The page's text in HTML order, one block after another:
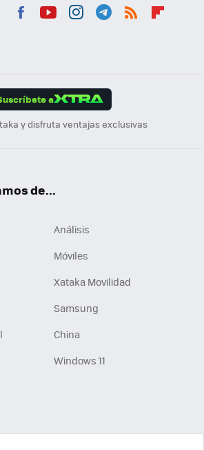
a
y disfruta ventajas exclusivas
de...
Análisis
Móviles
Xataka Movilidad
Samsung
China
Windows 11